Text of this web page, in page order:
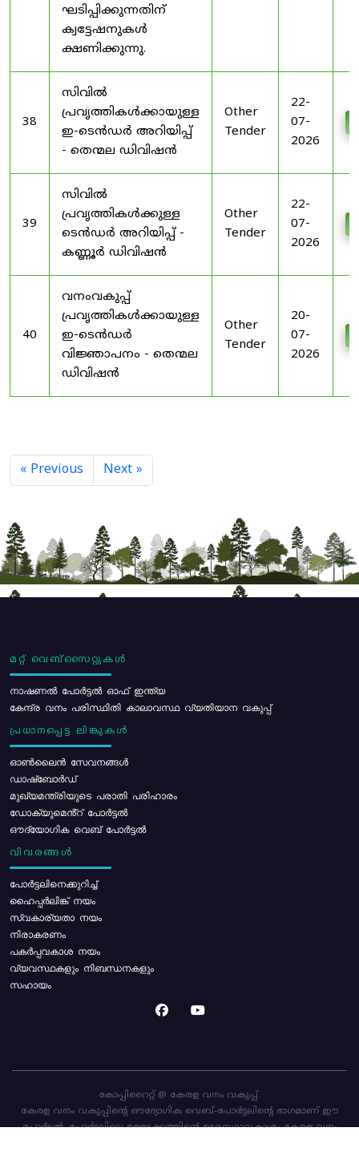
ഘടിപ്പിക്കുന്നതിന്
ക്വട്ടേഷനുകൾ
ക്ഷണിക്കുന്നു.
38
സിവിൽ
പ്രവൃത്തികൾക്കായുള്ള
ഇ-ടെൻഡർ അറിയിപ്പ്
- തെന്മല ഡിവിഷൻ
Other
Tender
22-
07-
2026
39
സിവിൽ
പ്രവൃത്തികൾക്കുള്ള
ടെൻഡർ അറിയിപ്പ് -
കണ്ണൂർ ഡിവിഷൻ
Other
Tender
22-
07-
2026
40
വനംവകുപ്പ്
പ്രവൃത്തികൾക്കായുള്ള
ഇ-ടെൻഡർ
വിജ്ഞാപനം - തെന്മല
ഡിവിഷൻ
Other
Tender
20-
07-
2026
« Previous Next »
മറ്റ് വെബ്സൈറ്റുകൾ
നാഷണൽ പോർട്ടൽ ഓഫ് ഇന്ത്യ
കേന്ദ്ര വനം പരിസ്ഥിതി കാലാവസ്ഥ വ്യതിയാന വകുപ്പ്
പ്രധാനപ്പെട്ട ലിങ്കുകൾ
ഓൺലൈൻ സേവനങ്ങൾ
ഡാഷ്ബോർഡ്
മുഖ്യമന്ത്രിയുടെ പരാതി പരിഹാരം
ഡോക്യുമെൻ്റ് പോർട്ടൽ
ഔദ്യോഗിക വെബ് പോർട്ടൽ
വിവരങ്ങൾ
പോര്‍ട്ടലിനെക്കുറിച്ച്
ഹൈപ്പർലിങ്ക് നയം
സ്വകാര്യതാ നയം
നിരാകരണം
പകർപ്പവകാശ നയം
വ്യവസ്ഥകളും നിബന്ധനകളും
സഹായം
കോപ്പിറൈറ്റ് @ കേരള വനം വകുപ്പ്.
കേരള വനം വകുപ്പിന്റെ ഔദ്യോഗിക വെബ്-പോർട്ടലിന്റെ ഭാഗമാണ് ഈ
പോർട്ടൽ. പോർട്ടലിലെ ഉള്ളടക്കത്തിന്റെ ഉടമസ്ഥാവകാശം കേരള വനം